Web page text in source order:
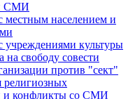
СМИ
местным населением и
учреждениями культуры
на свободу совести
против "сект"
и конфликты со СМИ